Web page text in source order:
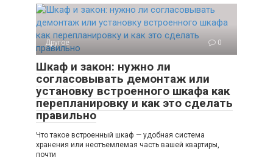
Другое 0
Шкаф и закон: нужно ли
согласовывать демонтаж или
установку встроенного шкафа как
перепланировку и как это сделать
правильно
Что такое встроенный шкаф — удобная система
хранения или неотъемлемая часть вашей квартиры,
почти